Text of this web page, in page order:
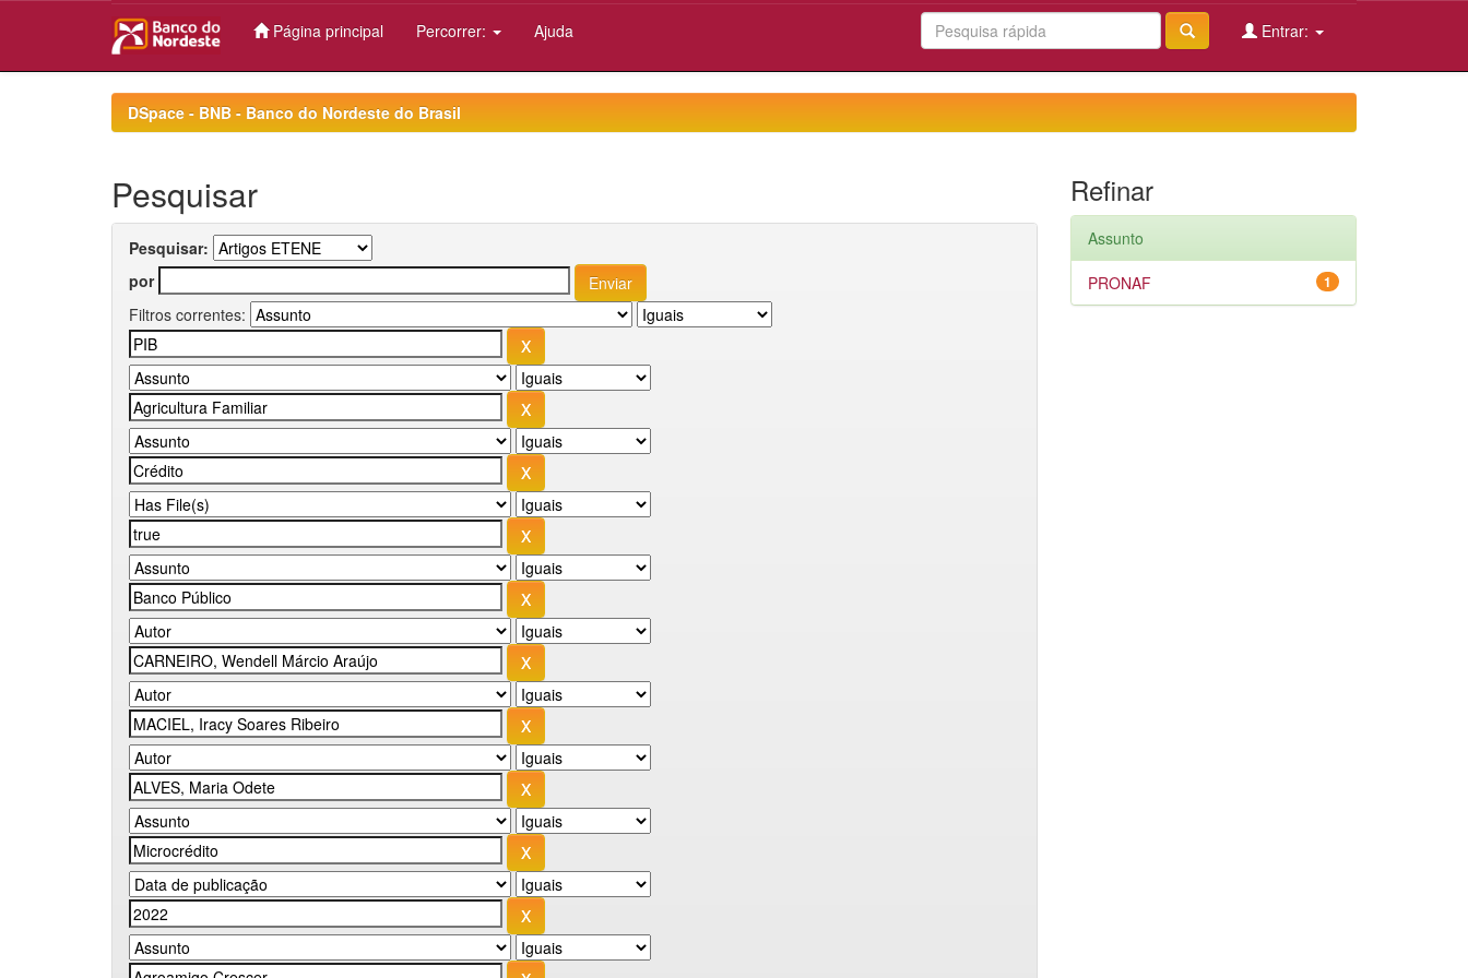
Página principal Percorrer: Ajuda Entrar:
DSpace - BNB - Banco do Nordeste do Brasil
Pesquisar
Pesquisar:
por
Filtros correntes:
Refinar
Assunto
1
PRONAF